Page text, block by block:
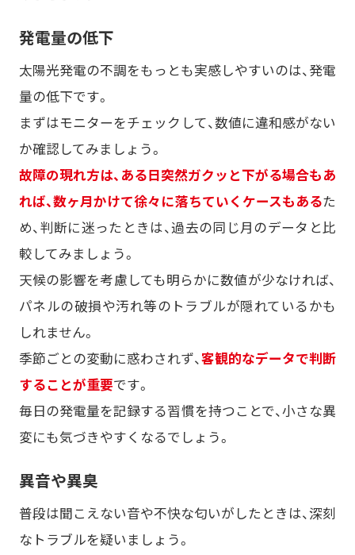
発電量の低下
太陽光発電の不調をもっとも実感しやすいのは、発電
量の低下です。
まずはモニターをチェックして、数値に違和感がない
か確認してみましょう。
故障の現れ方は、ある日突然ガクッと下がる場合もあ
れば、数ヶ月かけて徐々に落ちていくケースもあるた
め、判断に迷ったときは、過去の同じ月のデータと比
較してみましょう。
天候の影響を考慮しても明らかに数値が少なければ、
パネルの破損や汚れ等のトラブルが隠れているかも
しれません。
季節ごとの変動に惑わされず、客観的なデータで判断
することが重要です。
毎日の発電量を記録する習慣を持つことで、小さな異
変にも気づきやすくなるでしょう。
異音や異臭
普段は聞こえない音や不快な匂いがしたときは、深刻
なトラブルを疑いましょう。